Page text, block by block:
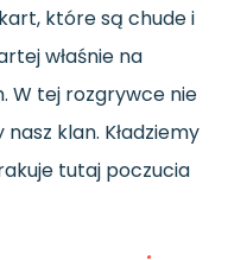
które są chude i
właśnie na
W tej rozgrywce nie
klan. Kładziemy
tutaj poczucia